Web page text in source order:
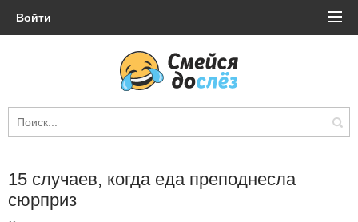
Войти
15 случаев, когда еда преподнесла
сюрприз